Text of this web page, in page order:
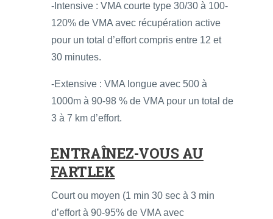
-Intensive : VMA courte type 30/30 à 100-
120% de VMA avec récupération active
pour un total d’effort compris entre 12 et
30 minutes.
-Extensive : VMA longue avec 500 à
1000m à 90-98 % de VMA pour un total de
3 à 7 km d’effort.
ENTRAÎNEZ-VOUS AU
FARTLEK
Court ou moyen (1 min 30 sec à 3 min
d’effort à 90-95% de VMA avec